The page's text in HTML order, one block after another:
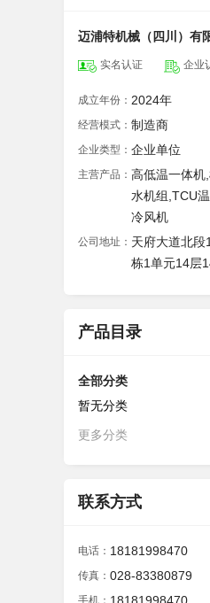
迈浦特机械（四川）有
实名认证 企业
成立年份： 2024年
经营模式： 制造商
企业类型： 企业单位
主营产品： 高低温一体机
水机组,TCU
冷风机
公司地址： 天府大道北段
栋1单元14层
产品目录
全部分类
暂无分类
更多分类
联系方式
电话： 18181998470
传真： 028-83380879
手机：